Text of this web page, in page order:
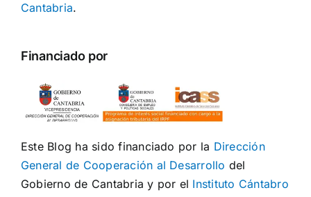
Cantabria.
Financiado por
Este Blog ha sido financiado por la Dirección
General de Cooperación al Desarrollo del
Gobierno de Cantabria y por el Instituto Cántabro